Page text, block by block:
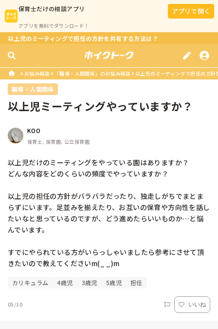
保育士だけの相談アプリ
アプリを無料でダウンロード！
アプリで開く
以上児のミーティングで担任の方針を共有する方法は？
お悩み相談 「職場・人間関係」のお悩み相談 以上児のミーティングで担任の方
職場・人間関係
以上児ミーティングやっていますか？
KOO
保育士, 保育園, 公立保育園
以上児だけのミーティングをやっている園はありますか？
どんな内容をどのくらいの頻度でやっていますか？
以上児の担任の方針がバラバラだったり、独走しがちでまとま
らずにいます。足並みを揃えたり、お互いの保育や方向性を話し
たいなと思っているのですが、どう進めたらいいものか…と悩
んでいます。
すでにやられている方がいらっしゃいましたら参考にさせて頂
きたいので教えてくださいm(_ _)m
カリキュラム 4歳児 3歳児 5歳児 担任
05/10 いいね